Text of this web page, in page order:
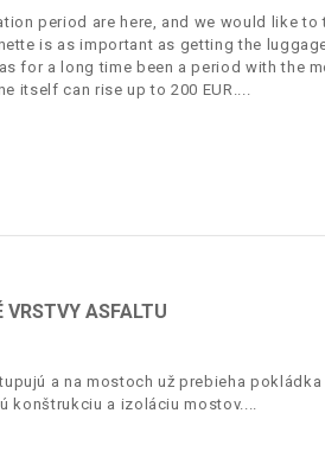
period are here, and we would like
is as important as getting the
for a long time been a period with the
itself can rise up to 200 EUR.
VRSTVY ASFALTU
a na mostoch už prebieha
konštrukciu a izoláciu mostov.